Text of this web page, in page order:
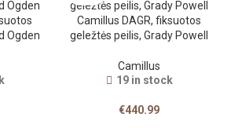
Ogden
Camillus DAGR, fiksuotos
geležtės peilis, Grady Powell
Camillus
19 in stock
€440.99